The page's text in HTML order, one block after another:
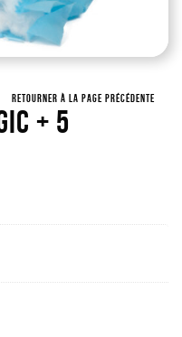
RETOURNER À LA PAGE PRÉCÉDENTE
+ 5